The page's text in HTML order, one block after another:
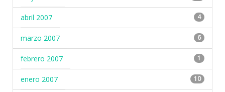
abril 2007 4
marzo 2007 6
febrero 2007 1
enero 2007 10